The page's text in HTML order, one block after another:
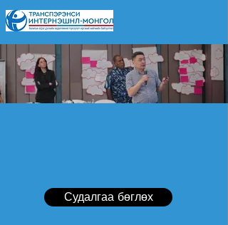
Судалгаа бөглөх